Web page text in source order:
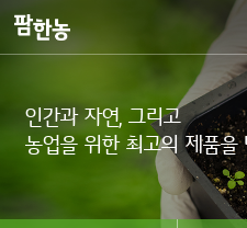
인간과 자연, 그리고
농업을 위한 최고의 제품을